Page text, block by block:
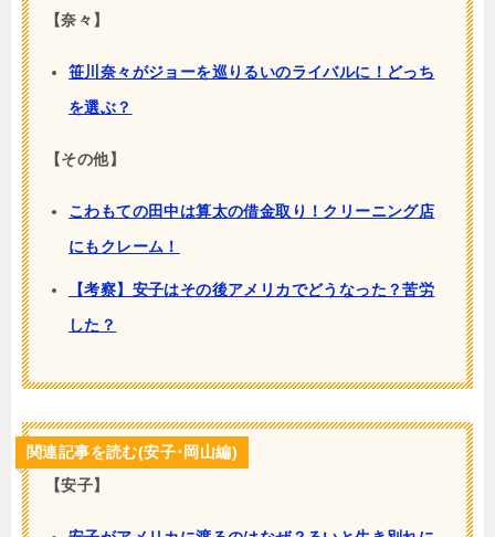
【奈々】
笹川奈々がジョーを巡りるいのライバルに！どっち
を選ぶ？
【その他】
こわもての田中は算太の借金取り！クリーニング店
にもクレーム！
【考察】安子はその後アメリカでどうなった？苦労
した？
関連記事を読む(安子･岡山編)
【安子】